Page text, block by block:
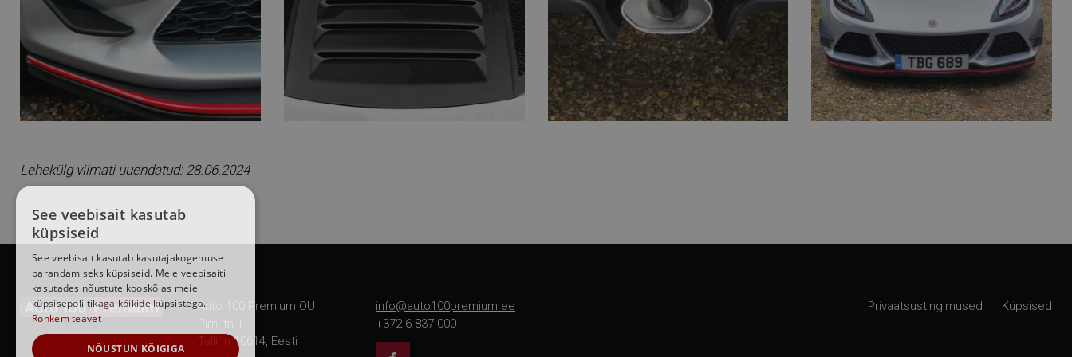
Lehekülg viimati uuendatud: 28.06.2024
Auto 100 Premium OÜ
Pirni tn 1
Tallinn 10614, Eesti
info@auto100premium.ee
+372 6 837 000
Privaatsustingimused Küpsised
See veebisait kasutab
küpsiseid
See veebisait kasutab kasutajakogemuse
parandamiseks küpsiseid. Meie veebisaiti
kasutades nõustute kooskõlas meie
küpsisepoliitikaga kõikide küpsistega.
Rohkem teavet
NÕUSTUN KÕIGIGA